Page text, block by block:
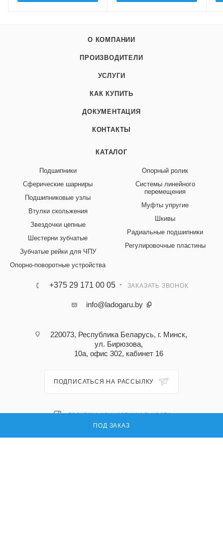
ПОД ЗАКАЗ
О КОМПАНИИ
ПРОИЗВОДИТЕЛИ
УСЛУГИ
КАК КУПИТЬ
ДОКУМЕНТАЦИЯ
КОНТАКТЫ
КАТАЛОГ
Подшипники
Сферические шарниры
Подшипниковые узлы
Втулки скольжения
Звездочки цепные
Шестерни зубчатые
Зубчатые рейки для ЧПУ
Опорно-поворотные устройства
Опорный ролик
Системы линейного
перемещения
Муфты упругие
Шкивы
Радиальные подшипники
Регулировочные пластины
+375 29 171 00 05 ЗАКАЗАТЬ ЗВОНОК
info@ladogaru.by
220073, Республика Беларусь, г. Минск,
ул. Бирюзова,
10а, офис 302, кабинет 16
ПОДПИСАТЬСЯ НА РАССЫЛКУ
ПОЛИТИКА КОНФИДЕНЦИАЛЬНОСТИ